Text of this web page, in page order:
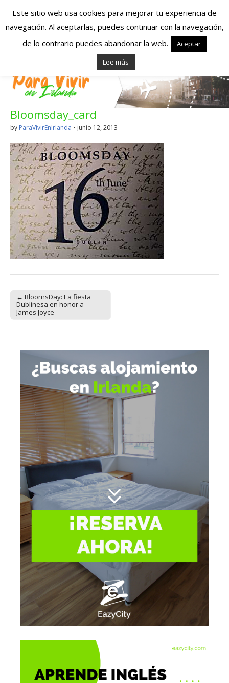
Españoles en
Irlanda – Vivir en
Irlanda – Trabajo
en Irlanda –
Alojamiento en
Irlanda
Blog dedicado a los que viven, estudian y trabajan en
Irlanda!
Bloomsday_card
by ParaVivirEnIrlanda • junio 12, 2013
Post navigation
← BloomsDay: La fiesta
Dublinesa en honor a
James Joyce
Este sitio web usa cookies para mejorar tu experiencia de
navegación. Al aceptarlas, puedes continuar con la navegación,
de lo contrario puedes abandonar la web.
Aceptar
Lee más